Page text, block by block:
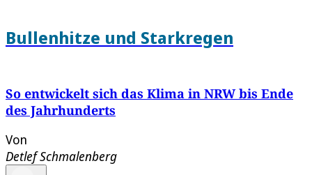
Bullenhitze und Starkregen
So entwickelt sich das Klima in NRW bis Ende
des Jahrhunderts
Von
Detlef Schmalenberg